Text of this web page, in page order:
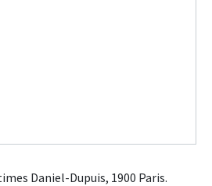
Daniel-Dupuis, 1900 Paris.